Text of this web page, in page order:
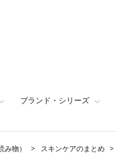
ブランド・シリーズ
物） スキンケアのまとめ